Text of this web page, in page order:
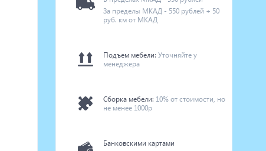
За пределы МКАД - 550 рублей + 50
руб. км от МКАД
Подъем мебели: Уточняйте у
менеджера
Сборка мебели: 10% от стоимости, но
не менее 1000р
Банковскими картами